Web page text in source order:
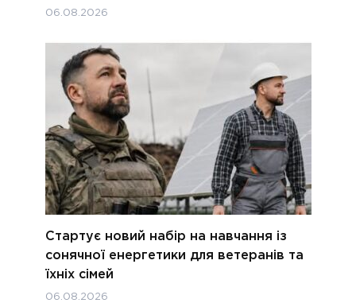
06.08.2026
Стартує новий набір на навчання із
сонячної енергетики для ветеранів та
їхніх сімей
06.08.2026